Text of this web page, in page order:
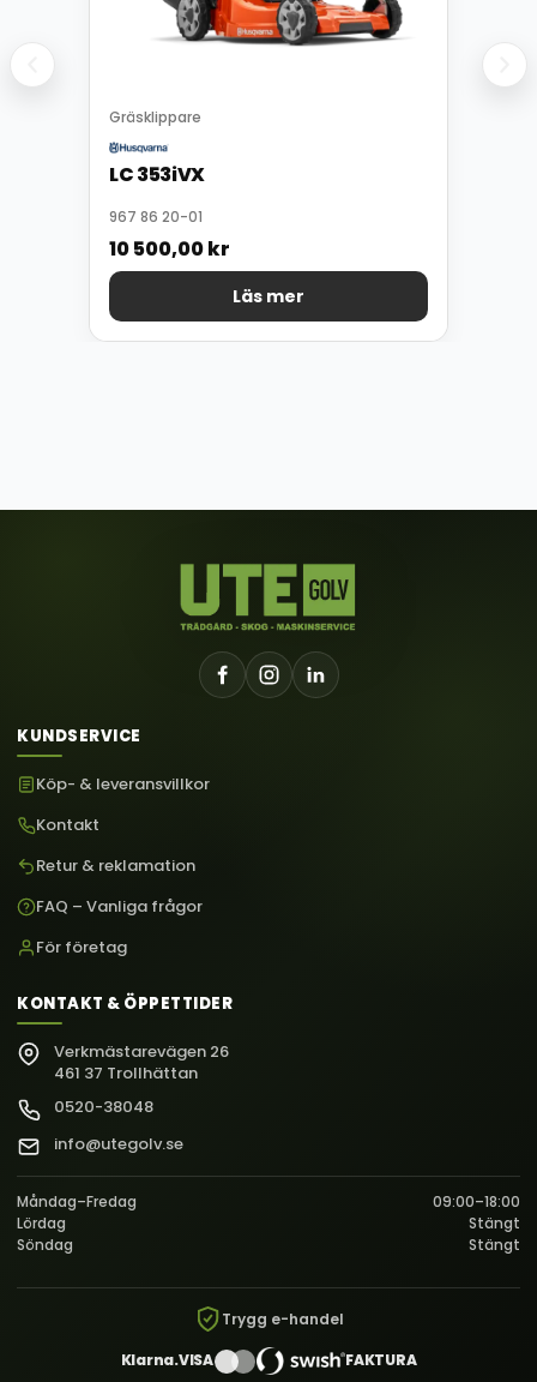
Gräsklippare
LC 353iVX
967 86 20-01
10 500,00kr
Läs mer
KUNDSERVICE
Köp- & leveransvillkor
Kontakt
Retur & reklamation
FAQ – Vanliga frågor
För företag
KONTAKT & ÖPPETTIDER
Verkmästarevägen 26
461 37 Trollhättan
0520-38048
info@utegolv.se
Måndag–Fredag
09:00–18:00
Lördag
Stängt
Söndag
Stängt
Trygg e-handel
Klarna.VISA FAKTURA